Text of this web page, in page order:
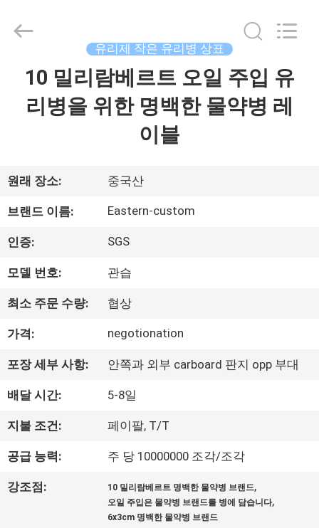
우
리
에
여
공
장
여
행
2017
Industry
유리제 작은 유리병 상표
10 밀리람베르트 오일 주입 유
리병을 위한 명백한 물약병 레
이블
원래 장소: 중국산
브랜드 이름: Eastern-custom
인증: SGS
모델 번호: 관습
최소 주문 수량: 협상
가격: negotionation
포장 세부 사항: 안쪽과 외부 carboard 판지 opp 부대
배달 시간: 5-8일
지불 조건: 페이팔, T/T
공급 능력: 주 당 10000000 조각/조각
강조점: 10 밀리람베르트 명백한 물약병 브랜드,
오일 주입은 물약병 브랜드를 병에 담습니다,
6x3cm 명백한 물약병 브랜드